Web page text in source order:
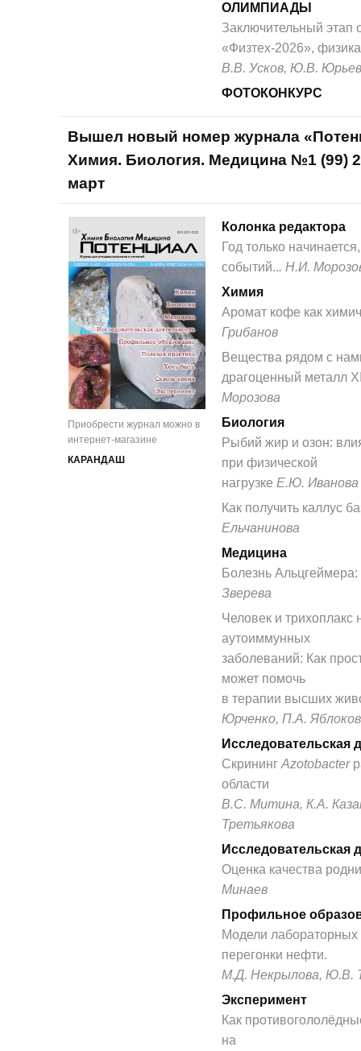
ОЛИМПИАДЫ
Заключительный этап
«Физтех-2026»,
В.В. Усков, Ю.В. Юрьев
ФОТОКОНКУРС
Вышел новый номер журнала
Химия. Биология. Медицина №1 (99)
март
Приобрести журнал можно в
интернет-магазине
КАРАНДАШ
Колонка редактора
Год только
событий... Н.И.
Химия
Аромат кофе как
Грибанов
Вещества рядом с
драгоценный металл
Морозова
Биология
Рыбий жир и озон:
при физической
нагрузке Е.Ю. Иванова
Как получить каллус
Ельчанинова
Медицина
Болезнь Альцгеймера:
Зверева
Человек и трихоплакс
аутоиммунных
заболеваний: Как
может помочь
в терапии высших
Юрченко, П.А. Яблоков
Исследовательская
Скрининг Azotobacter
области
В.С. Митина, К.А.
Третьякова
Исследовательская
Оценка качества
Минаев
Профильное
Модели лабораторных
перегонки нефти.
М.Д. Некрылова, Ю.В.
Эксперимент
Как
на